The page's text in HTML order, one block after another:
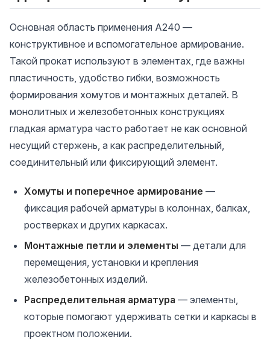
Основная область применения А240 —
конструктивное и вспомогательное армирование.
Такой прокат используют в элементах, где важны
пластичность, удобство гибки, возможность
формирования хомутов и монтажных деталей. В
монолитных и железобетонных конструкциях
гладкая арматура часто работает не как основной
несущий стержень, а как распределительный,
соединительный или фиксирующий элемент.
Хомуты и поперечное армирование —
фиксация рабочей арматуры в колоннах, балках,
ростверках и других каркасах.
Монтажные петли и элементы — детали для
перемещения, установки и крепления
железобетонных изделий.
Распределительная арматура — элементы,
которые помогают удерживать сетки и каркасы в
проектном положении.